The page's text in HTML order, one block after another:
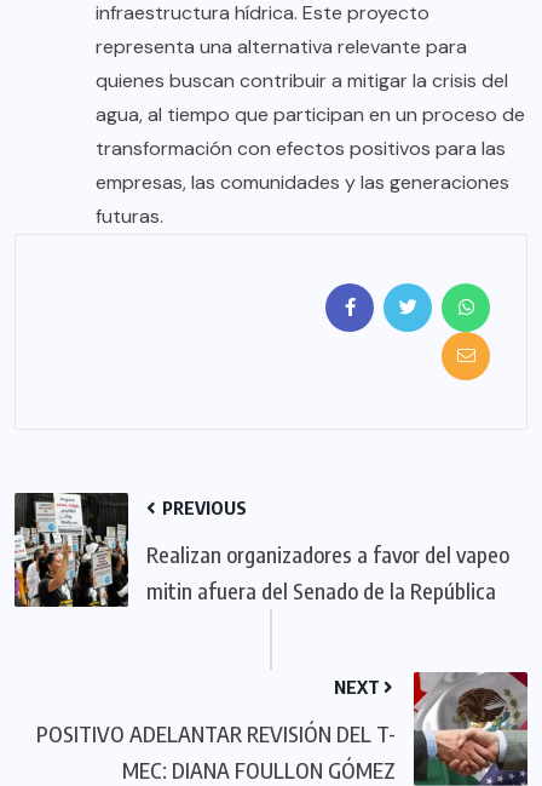
infraestructura hídrica. Este proyecto
representa una alternativa relevante para
quienes buscan contribuir a mitigar la crisis del
agua, al tiempo que participan en un proceso de
transformación con efectos positivos para las
empresas, las comunidades y las generaciones
futuras.
PREVIOUS
Realizan organizadores a favor del vapeo
mitin afuera del Senado de la República
NEXT
POSITIVO ADELANTAR REVISIÓN DEL T-
MEC: DIANA FOULLON GÓMEZ